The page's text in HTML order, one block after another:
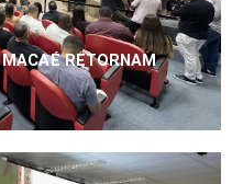
RETORNAM